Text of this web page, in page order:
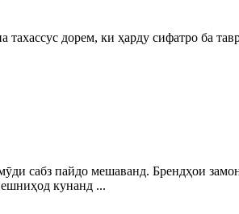
дорем, ки ҳарду сифатро ба
сабз пайдо мешаванд. Брендҳои
кунанд ...